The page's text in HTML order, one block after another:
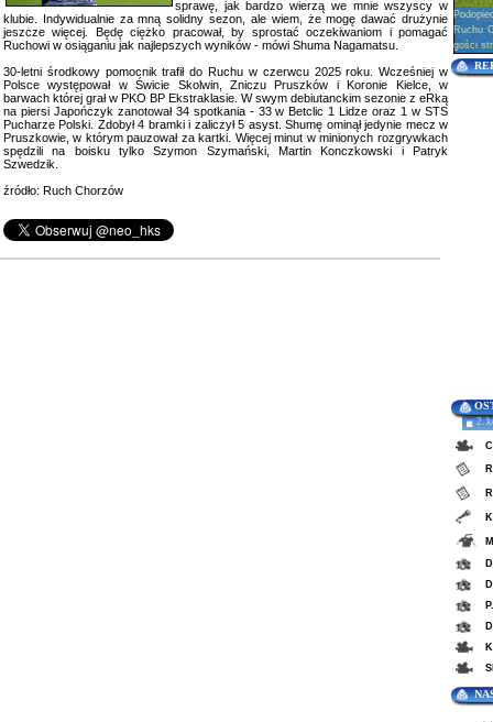
sprawę, jak bardzo wierzą we mnie wszyscy w
klubie. Indywidualnie za mną solidny sezon, ale wiem, że mogę dawać drużynie
jeszcze więcej. Będę ciężko pracował, by sprostać oczekiwaniom i pomagać
Ruchowi w osiąganiu jak najlepszych wyników - mówi Shuma Nagamatsu.
30-letni środkowy pomocnik trafił do Ruchu w czerwcu 2025 roku. Wcześniej w
Polsce występował w Świcie Skolwin, Zniczu Pruszków i Koronie Kielce, w
barwach której grał w PKO BP Ekstraklasie. W swym debiutanckim sezonie z eRką
na piersi Japończyk zanotował 34 spotkania - 33 w Betclic 1 Lidze oraz 1 w STS
Pucharze Polski. Zdobył 4 bramki i zaliczył 5 asyst. Shumę ominął jedynie mecz w
Pruszkowie, w którym pauzował za kartki. Więcej minut w minionych rozgrywkach
spędzili na boisku tylko Szymon Szymański, Martin Konczkowski i Patryk
Szwedzik.
źródło: Ruch Chorzów
Ruchu
gości
2.